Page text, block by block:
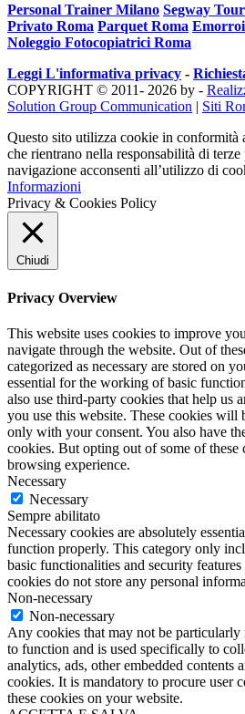
Personal Trainer Milano Segway
Privato Roma Parquet Roma
Noleggio Fotocopiatrici Roma
Leggi L'informativa privacy -
COPYRIGHT © 2011- 2026 by -
Solution Group Communication | Siti
Questo sito utilizza cookie in
che rientrano nella responsabilità di
navigazione acconsenti all’utilizzo di
Informazioni
Privacy & Cookies Policy
Chiudi
Privacy Overview
This website uses cookies to improve
navigate through the website. Out of
categorized as necessary are stored on
essential for the working of basic
also use third-party cookies that help us
you use this website. These cookies will
only with your consent. You also have
cookies. But opting out of some of these
browsing experience.
Necessary
Necessary
Sempre abilitato
Necessary cookies are absolutely
function properly. This category only
basic functionalities and security
cookies do not store any personal
Non-necessary
Non-necessary
Any cookies that may not be particularly
to function and is used specifically to
analytics, ads, other embedded contents
cookies. It is mandatory to procure user
these cookies on your website.